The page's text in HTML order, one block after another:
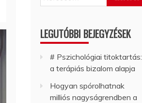
LEGUTÓBBI BEJEGYZÉSEK
# Pszichológiai titoktartás:
a terápiás bizalom alapja
Hogyan spórolhatnak
milliós nagyságrendben a